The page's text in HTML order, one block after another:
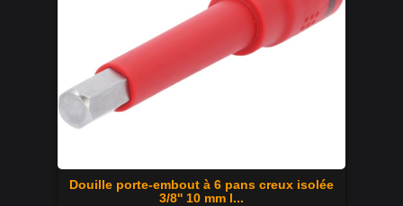
Douille porte-embout à 6 pans creux isolée
3/8'' 10 mm l...